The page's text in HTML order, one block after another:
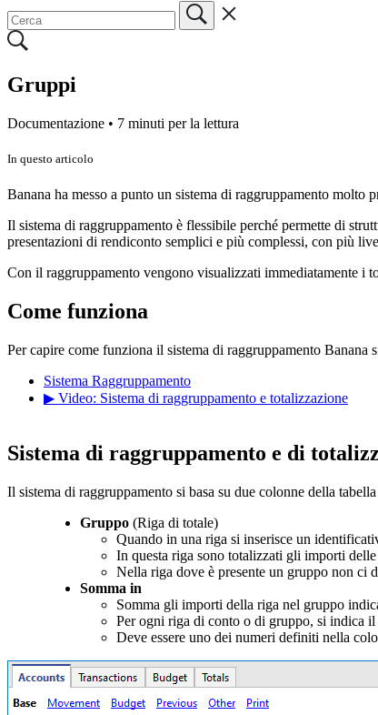
Gruppi
Documentazione • 7 minuti per la lettura
In questo articolo
Banana ha messo a punto un sistema di raggruppamento molto
Il sistema di raggruppamento è flessibile perché permette di
presentazioni di rendiconto semplici e più complessi, con più
Con il raggruppamento vengono visualizzati immediatamente i
Come funziona
Per capire come funziona il sistema di raggruppamento Banana
Sistema Raggruppamento
▶ Video: Sistema di raggruppamento e totalizzazione
Sistema di raggruppamento e di
Il sistema di raggruppamento si basa su due colonne della tabella
Gruppo (Riga di totale)
Quando in una riga si inserisce un
In questa riga sono totalizzati gli importi
Nella riga dove è presente un gruppo non ci
Somma in
Somma gli importi della riga nel gruppo
Per ogni riga di conto o di gruppo, si indica
Deve essere uno dei numeri definiti nella